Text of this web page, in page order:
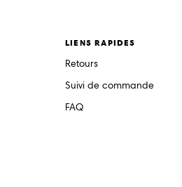
LIENS RAPIDES
Retours
Suivi de commande
FAQ